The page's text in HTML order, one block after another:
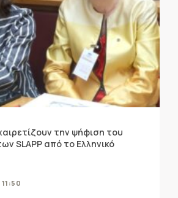
την ψήφιση του
SLAPP από το Ελληνικό